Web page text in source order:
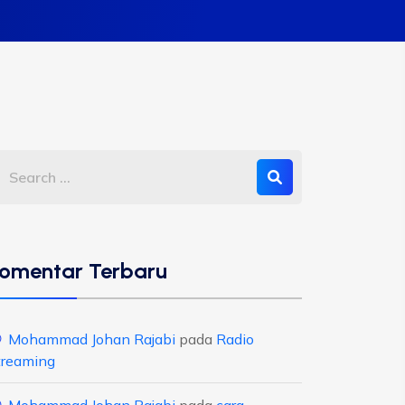
Terbaru
Mohammad Johan Rajabi pada Radio